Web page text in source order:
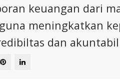
keuangan dari
meningkatkan
dan